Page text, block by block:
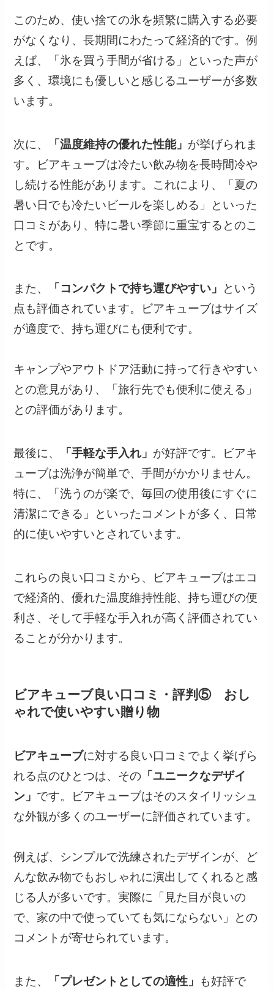
このため、使い捨ての氷を頻繁に購入する必要
がなくなり、長期間にわたって経済的です。例
えば、「氷を買う手間が省ける」といった声が
多く、環境にも優しいと感じるユーザーが多数
います。
次に、 「温度維持の優れた性能」 が挙げられま
す。ビアキューブは冷たい飲み物を長時間冷や
し続ける性能があります。これにより、「夏の
暑い日でも冷たいビールを楽しめる」といった
口コミがあり、特に暑い季節に重宝するとのこ
とです。
また、 「コンパクトで持ち運びやすい」
という
点も評価されています。ビアキューブはサイズ
が適度で、持ち運びにも便利です。
キャンプやアウトドア活動に持って行きやすい
との意見があり、「旅行先でも便利に使える」
との評価があります。
最後に、 「手軽な手入れ」 が好評です。ビアキ
ューブは洗浄が簡単で、手間がかかりません。
特に、「洗うのが楽で、毎回の使用後にすぐに
清潔にできる」といったコメントが多く、日常
的に使いやすいとされています。
これらの良い口コミから、ビアキューブはエコ
で経済的、優れた温度維持性能、持ち運びの便
利さ、そして手軽な手入れが高く評価されてい
ることが分かります。
ビアキューブ良い口コミ・評判⑤ おし
ゃれで使いやすい贈り物
ビアキューブに対する良い口コミでよく挙げら
れる点のひとつは、その 「ユニークなデザイ
ン」 です。ビアキューブはそのスタイリッシュ
な外観が多くのユーザーに評価されています。
例えば、シンプルで洗練されたデザインが、ど
んな飲み物でもおしゃれに演出してくれると感
じる人が多いです。実際に「見た目が良いの
で、家の中で使っていても気にならない」との
コメントが寄せられています。
また、 「プレゼントとしての適性」 も好評で